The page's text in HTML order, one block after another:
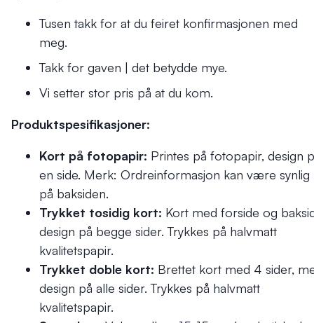
Tusen takk for at du feiret konfirmasjonen med
meg.
Takk for gaven | det betydde mye.
Vi setter stor pris på at du kom.
Produktspesifikasjoner:
Kort på fotopapir: Printes på fotopapir, design
en side. Merk: Ordreinformasjon kan være synlig
på baksiden.
Trykket tosidig kort: Kort med forside og
design på begge sider. Trykkes på halvmatt
kvalitetspapir.
Trykket doble kort: Brettet kort med 4 sider,
design på alle sider. Trykkes på halvmatt
kvalitetspapir.